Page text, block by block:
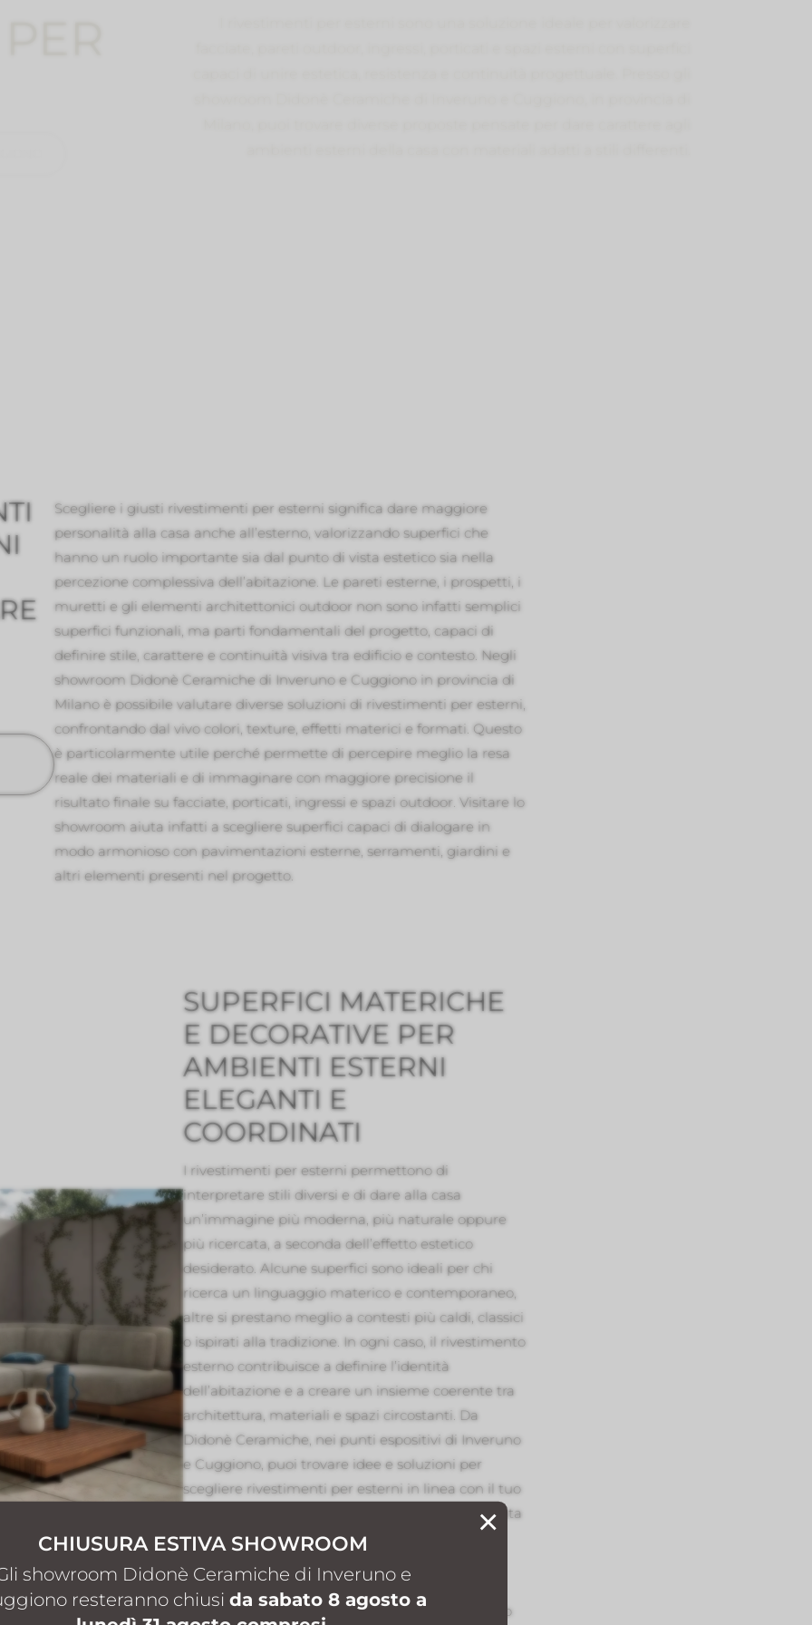
×
CHIUSURA ESTIVA SHOWROOM
showroom Didonè Ceramiche di Inveruno e
resteranno chiusi da sabato 8 agosto a
Scegliere i giusti rivestimenti per esterni significa dare maggiore
personalità alla casa anche all’esterno, valorizzando superfici che
hanno un ruolo importante sia dal punto di vista estetico sia nella
percezione complessiva dell’abitazione. Le pareti esterne, i prospetti, i
muretti e gli elementi architettonici outdoor non sono infatti semplici
superfici funzionali, ma parti fondamentali del progetto, capaci di
definire stile, carattere e continuità visiva tra edificio e contesto. Negli
showroom Didonè Ceramiche di Inveruno e Cuggiono in provincia di
Milano è possibile valutare diverse soluzioni di rivestimenti per esterni,
confrontando dal vivo colori, texture, effetti materici e formati. Questo
è particolarmente utile perché permette di percepire meglio la resa
reale dei materiali e di immaginare con maggiore precisione il
risultato finale su facciate, porticati, ingressi e spazi outdoor. Visitare lo
showroom aiuta infatti a scegliere superfici capaci di dialogare in
modo armonioso con pavimentazioni esterne, serramenti, giardini e
altri elementi presenti nel progetto.
SUPERFICI MATERICHE
E DECORATIVE PER
AMBIENTI ESTERNI
ELEGANTI E
COORDINATI
I rivestimenti per esterni permettono di
interpretare stili diversi e di dare alla casa
un’immagine più moderna, più naturale oppure
più ricercata, a seconda dell’effetto estetico
desiderato. Alcune superfici sono ideali per chi
ricerca un linguaggio materico e contemporaneo,
altre si prestano meglio a contesti più caldi, classici
o ispirati alla tradizione. In ogni caso, il rivestimento
esterno contribuisce a definire l’identità
dell’abitazione e a creare un insieme coerente tra
architettura, materiali e spazi circostanti. Da
Didonè Ceramiche, nei punti espositivi di Inveruno
e Cuggiono, puoi trovare idee e soluzioni per
scegliere rivestimenti per esterni in linea con il tuo
progetto abitativo. Vedere i materiali dal vivo aiuta
a cogliere dettagli importanti come profondità
possibilità di abbinamento con altre finiture.
Questo rende più semplice costruire un progetto